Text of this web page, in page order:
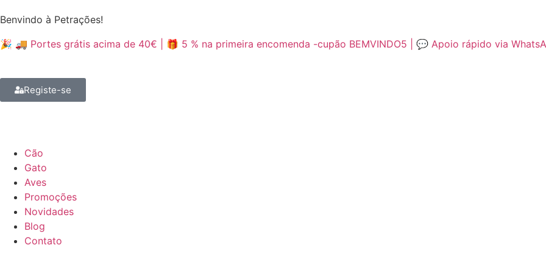
Benvindo à Petrações!
🎉 🚚 Portes grátis acima de 40€ | 🎁 5 % na primeira encomenda -cupão BEMVINDO5 | 💬 Apoio rápido via
Registe-se
Cão
Gato
Aves
Promoções
Novidades
Blog
Contato